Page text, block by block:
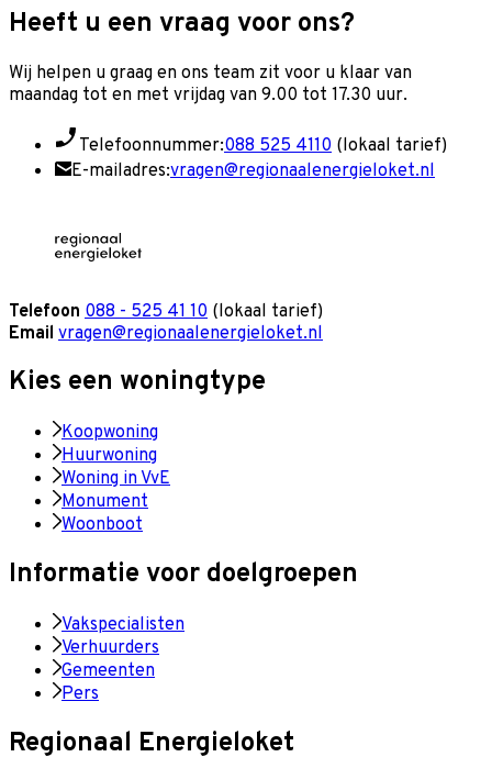
Heeft u een vraag voor ons?
Wij helpen u graag en ons team zit voor u klaar van
maandag tot en met vrijdag van 9.00 tot 17.30 uur.
Telefoonnummer:088 525 4110 (lokaal tarief)
E-mailadres:vragen@regionaalenergieloket.nl
Telefoon 088 - 525 41 10 (lokaal tarief)
Email vragen@regionaalenergieloket.nl
Kies een woningtype
Koopwoning
Huurwoning
Woning in VvE
Monument
Woonboot
Informatie voor doelgroepen
Vakspecialisten
Verhuurders
Gemeenten
Pers
Regionaal Energieloket